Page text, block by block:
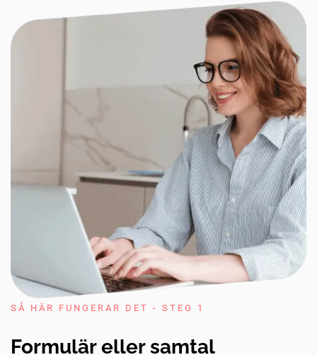
SÅ HÄR FUNGERAR DET - STEG 1
Formulär eller samtal